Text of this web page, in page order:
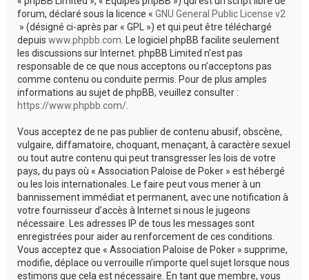
forum, déclaré sous la licence « GNU General Public License v2
» (désigné ci-après par « GPL ») et qui peut être téléchargé
depuis www.phpbb.com . Le logiciel phpBB facilite seulement
les discussions sur Internet. phpBB Limited n’est pas
responsable de ce que nous acceptons ou n’acceptons pas
comme contenu ou conduite permis. Pour de plus amples
informations au sujet de phpBB, veuillez consulter :
https://www.phpbb.com/
Vous acceptez de ne pas publier de contenu abusif, obscène,
vulgaire, diffamatoire, choquant, menaçant, à caractère sexuel
ou tout autre contenu qui peut transgresser les lois de votre
pays, du pays où « Association Paloise de Poker » est hébergé
ou les lois internationales. Le faire peut vous mener à un
bannissement immédiat et permanent, avec une notification à
votre fournisseur d’accès à Internet si nous le jugeons
nécessaire. Les adresses IP de tous les messages sont
enregistrées pour aider au renforcement de ces conditions.
Vous acceptez que « Association Paloise de Poker » supprime,
modifie, déplace ou verrouille n’importe quel sujet lorsque nous
estimons que cela est nécessaire. En tant que membre, vous